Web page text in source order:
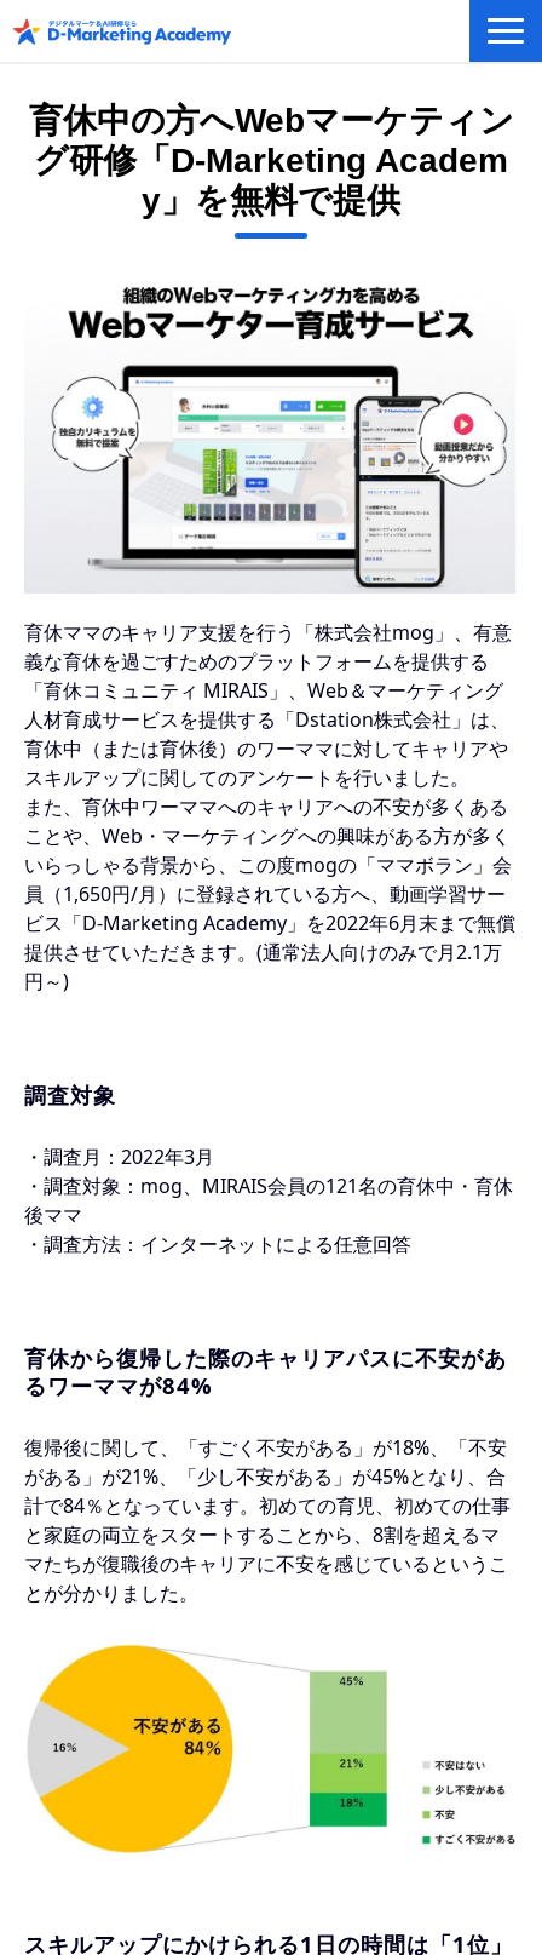
eラーニングシステム
カリキュラム例/事例
無料プラン/キャンペーン/特集
会社概要
育休中の方へWebマーケティン
グ研修「D-Marketing Academ
y」を無料で提供
育休ママのキャリア支援を行う「株式会社mog」、有意
義な育休を過ごすためのプラットフォームを提供する
「育休コミュニティ MIRAIS」、Web＆マーケティング
人材育成サービスを提供する「Dstation株式会社」は、
育休中（または育休後）のワーママに対してキャリアや
スキルアップに関してのアンケートを行いました。
また、育休中ワーママへのキャリアへの不安が多くある
ことや、Web・マーケティングへの興味がある方が多く
いらっしゃる背景から、この度mogの「ママボラン」会
員（1,650円/月）に登録されている方へ、動画学習サー
ビス「D-Marketing Academy」を2022年6月末まで無償
提供させていただきます。(通常法人向けのみで月2.1万
円～)
調査対象
・調査月：2022年3月
・調査対象：mog、MIRAIS会員の121名の育休中・育休
後ママ
・調査方法：インターネットによる任意回答
育休から復帰した際のキャリアパスに不安があ
るワーママが84%
復帰後に関して、「すごく不安がある」が18%、「不安
がある」が21%、「少し不安がある」が45%となり、合
計で84％となっています。初めての育児、初めての仕事
と家庭の両立をスタートすることから、8割を超えるマ
マたちが復職後のキャリアに不安を感じているというこ
とが分かりました。
スキルアップにかけられる1日の時間は「1位」